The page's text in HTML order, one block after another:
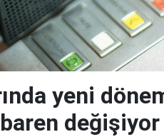
yeni
değişiyor